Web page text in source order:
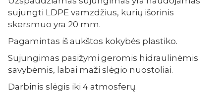
sujungti LDPE vamzdžius, kurių išorinis
skersmuo yra 20 mm.
Pagamintas iš aukštos kokybės plastiko.
Sujungimas pasižymi geromis hidraulinėmis
savybėmis, labai maži slėgio nuostoliai.
Darbinis slėgis iki 4 atmosferų.